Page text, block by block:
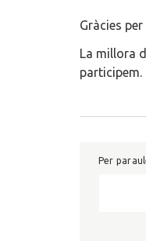
Gràcies
La millora
participem.
Per